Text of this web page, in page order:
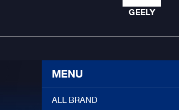
GEELY
MENU
ALL BRAND